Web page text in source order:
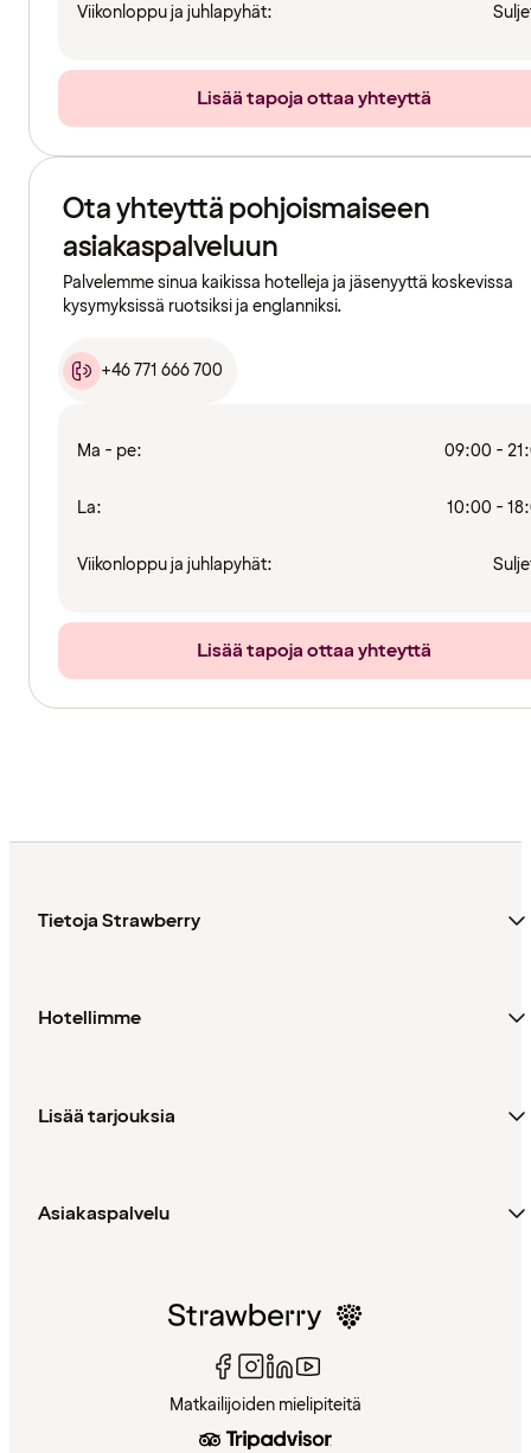
Viikonloppu ja juhlapyhät:
Lisää tapoja ottaa yhteyttä
Ota yhteyttä pohjoismaiseen
asiakaspalveluun
Palvelemme sinua kaikissa hotelleja ja jäsenyyttä koskevissa
kysymyksissä ruotsiksi ja englanniksi.
+46 771 666 700
Ma - pe: 09:00 -
La: 10:00 -
Viikonloppu ja juhlapyhät:
Lisää tapoja ottaa yhteyttä
Tietoja Strawberry
Hotellimme
Lisää tarjouksia
Asiakaspalvelu
Matkailijoiden mielipiteitä